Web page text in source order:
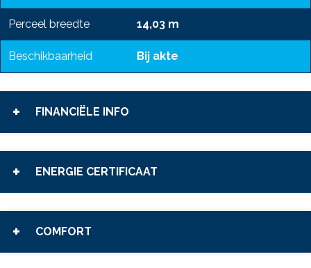
Perceel breedte 14,03 m
Beschikbaarheid Bij akte
FINANCIËLE INFO
ENERGIE CERTIFICAAT
COMFORT